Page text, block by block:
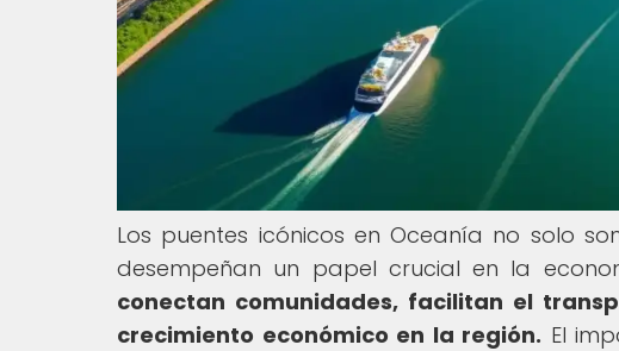
Los puentes icónicos en Oceanía no solo
desempeñan un papel crucial en la
conectan comunidades, facilitan el
crecimiento económico en la región. El